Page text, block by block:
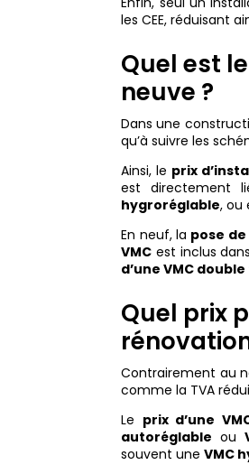
les CEE, réduisant
Quel est
neuve ?
Dans une
qu’à suivre les
Ainsi, le prix
est directement
hygroréglable, ou
En neuf, la pose de
VMC est inclus
d’une VMC
Quel prix
Contrairement au
comme la TVA
Le prix d’une
autoréglable ou
souvent uneVMC